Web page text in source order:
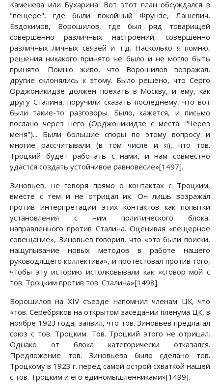
Каменева или Бухарина. Вот этот план обсуждался в
"пещере", где были покойный Фрунзе, Лашевич,
Евдокимов, Ворошилов, где был ряд товарищей
совершенно различных настроений, совершенно
различных личных связей и т.д. Насколько я помню,
решения никакого принято не было и не могло быть
принято. Помню живо, что Ворошилов возражал,
другие склонялись к этому. Было решено, что Серго
Орджоникидзе должен поехать в Москву, и ему, как
другу Сталина, поручили сказать последнему, что вот
были такие-то разговоры. Было, кажется, и письмо
послано через него (Орджоникидзе с места: "Через
меня")... Были большие споры по этому вопросу и
многие рассчитывали (в том числе и я), что тов.
Троцкий будет работать с нами, и нам совместно
удастся создать устойчивое равновесие»[1497].
Зиновьев, не говоря прямо о контактах с Троцким,
вместе с тем и не отрицал их. Он лишь возражал
против интерпретации этих контактов как попытки
установления с ним политического блока,
направленного против Сталина. Оценивая «пещерное
совещание», Зиновьев говорил, что «это были поиски,
нащупывание новых методов в работе нашего
руководящего коллектива», и протестовал против того,
чтобы эту историю истолковывали как «сговор мой с
тов. Троцким против тов. Сталина»[1498].
Ворошилов на XIV съезде напомнил членам ЦК, что
«тов. Серебряков на открытом заседании пленума ЦК, в
ноябре 1923 года, заявил, что тов. Зиновьев предлагал
союз с тов. Троцким. Тов. Троцкий этого не отрицал.
Однако от блока категорически отказался.
Предложение тов. Зиновьева было сделано тов.
Троцкому в 1923 г. перед самой острой схваткой нашей
с тов. Троцким и его единомышленниками»[1499].